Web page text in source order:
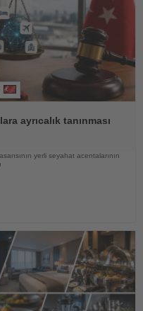
ayrıcalık tanınması
yerli seyahat acentalarının